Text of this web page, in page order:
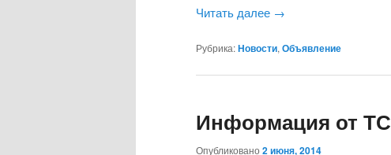
Читать далее →
Рубрика:Новости, Объявление
Информация от ТС
Опубликовано 2 июня, 2014